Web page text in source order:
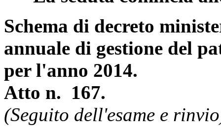
Schema di decreto
annuale di gestione del
per l'anno 2014.
Atto n. 167.
(Seguito dell'esame e